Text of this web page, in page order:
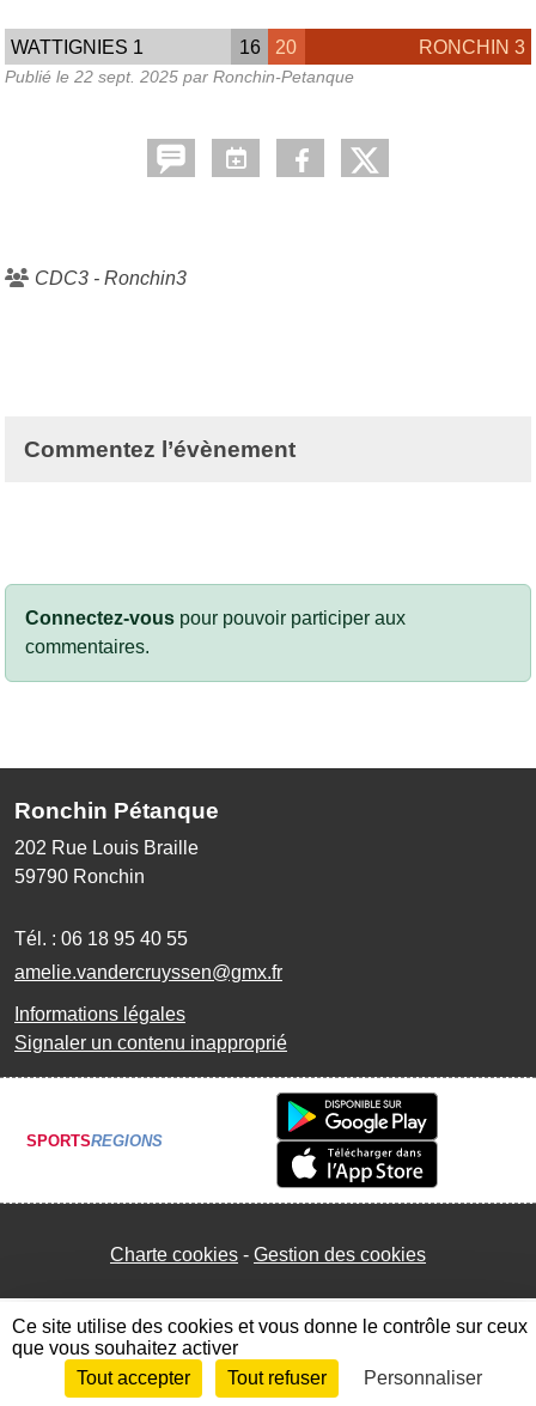
WATTIGNIES 1 16 20 RONCHIN 3
Publié le 22 sept. 2025 par Ronchin-Petanque
CDC3 - Ronchin3
Commentez l’évènement
Connectez-vous pour pouvoir participer aux
commentaires.
Ronchin Pétanque
202 Rue Louis Braille
59790 Ronchin
Tél. : 06 18 95 40 55
amelie.vandercruyssen@gmx.fr
Informations légales
Signaler un contenu inapproprié
SPORTSREGIONS
Charte cookies Gestion des cookies
Envie de participer ? Connexion
Ce site utilise des cookies et vous donne le contrôle sur ceux
que vous souhaitez activer
Tout accepter
Tout refuser Personnaliser